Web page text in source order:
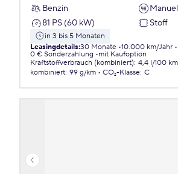
Benzin
81 PS (60 kW)
Stoff
in 3 bis 5 Monaten
Leasingdetails:30 Monate 10.000 km/Jahr
0 € Sonderzahlung
mit Kaufoption
Kraftstoffverbrauch (kombiniert): 4,4 l/100 km
kombiniert: 99 g/km CO₂-Klasse: C